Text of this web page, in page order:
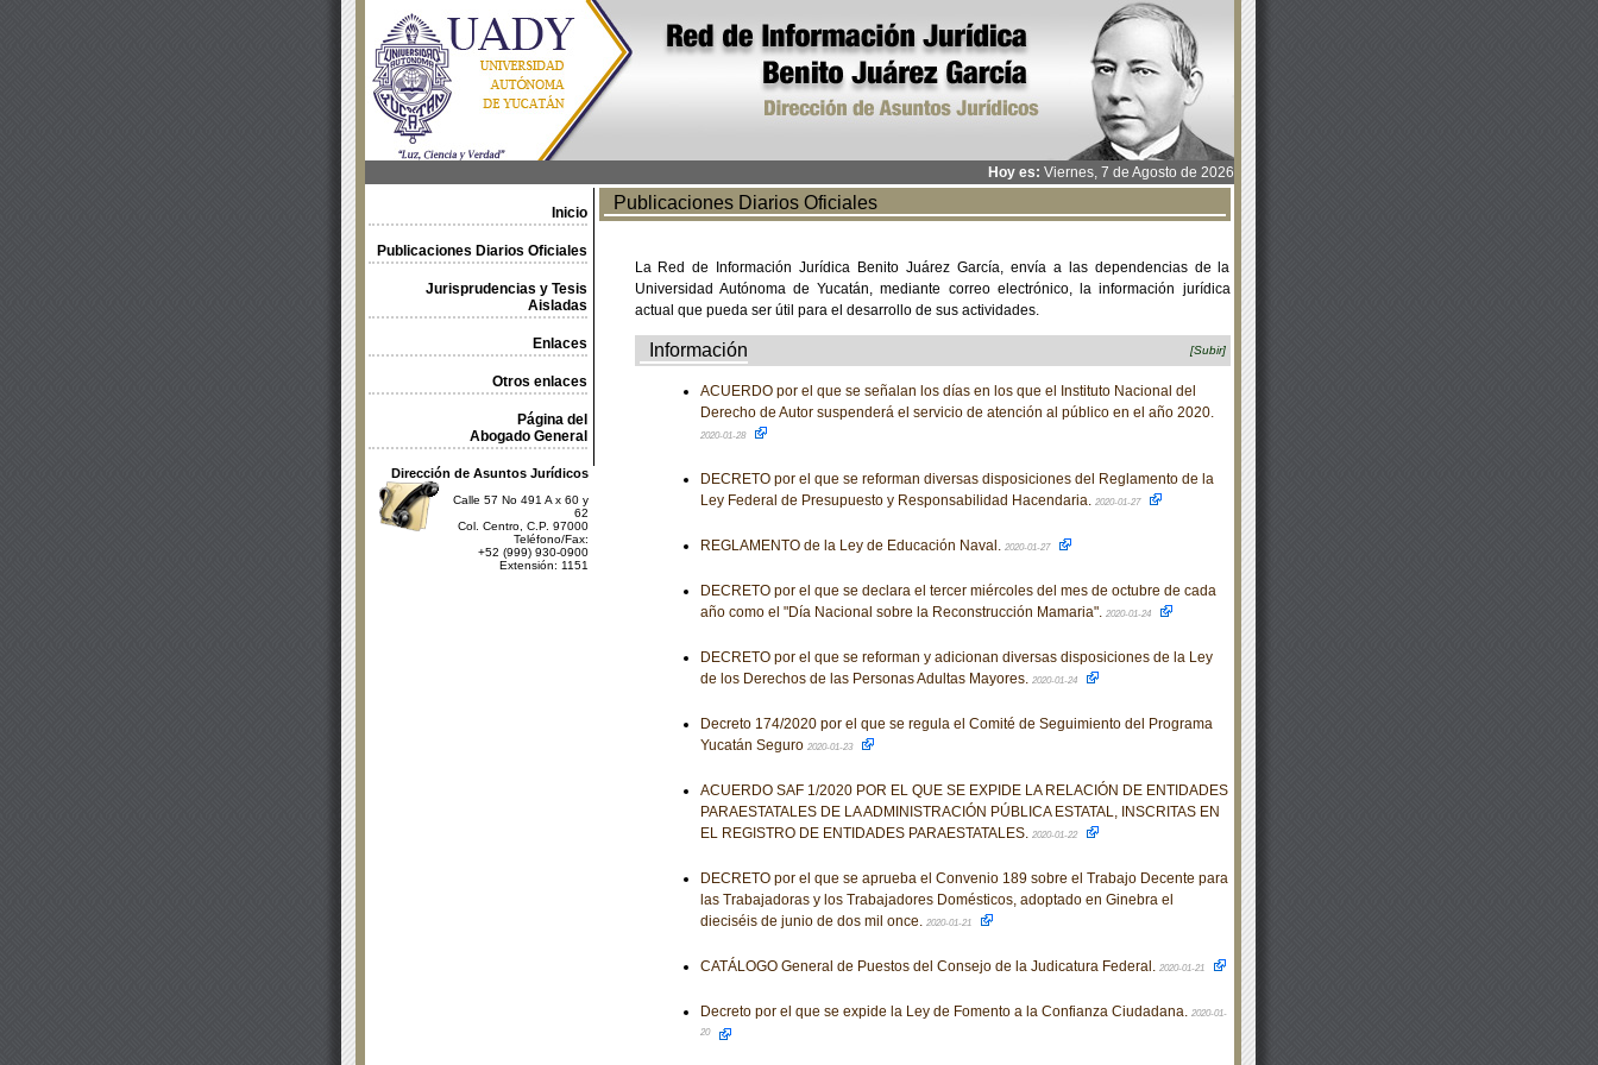
Hoy es: Viernes, 7 de Agosto de 2026
Inicio
Publicaciones Diarios Oficiales
Jurisprudencias y Tesis
Aisladas
Enlaces
Otros enlaces
Página del
Abogado General
Dirección de Asuntos Jurídicos
Calle 57 No 491 A x 60 y
62
Col. Centro, C.P. 97000
Teléfono/Fax:
+52 (999) 930-0900
Extensión: 1151
Publicaciones Diarios Oficiales
La Red de Información Jurídica Benito Juárez García, envía a las dependencias de la
Universidad Autónoma de Yucatán, mediante correo electrónico, la información jurídica
actual que pueda ser útil para el desarrollo de sus actividades.
Información [Subir]
ACUERDO por el que se señalan los días en los que el Instituto Nacional del
Derecho de Autor suspenderá el servicio de atención al público en el año 2020.
2020-01-28
DECRETO por el que se reforman diversas disposiciones del Reglamento de la
Ley Federal de Presupuesto y Responsabilidad Hacendaria. 2020-01-27
REGLAMENTO de la Ley de Educación Naval. 2020-01-27
DECRETO por el que se declara el tercer miércoles del mes de octubre de cada
año como el "Día Nacional sobre la Reconstrucción Mamaria". 2020-01-24
DECRETO por el que se reforman y adicionan diversas disposiciones de la Ley
de los Derechos de las Personas Adultas Mayores. 2020-01-24
Decreto 174/2020 por el que se regula el Comité de Seguimiento del Programa
Yucatán Seguro 2020-01-23
ACUERDO SAF 1/2020 POR EL QUE SE EXPIDE LA RELACIÓN DE ENTIDADES
PARAESTATALES DE LA ADMINISTRACIÓN PÚBLICA ESTATAL, INSCRITAS EN
EL REGISTRO DE ENTIDADES PARAESTATALES. 2020-01-22
DECRETO por el que se aprueba el Convenio 189 sobre el Trabajo Decente para
las Trabajadoras y los Trabajadores Domésticos, adoptado en Ginebra el
dieciséis de junio de dos mil once. 2020-01-21
CATÁLOGO General de Puestos del Consejo de la Judicatura Federal. 2020-01-21
Decreto por el que se expide la Ley de Fomento a la Confianza Ciudadana. 2020-01-
20